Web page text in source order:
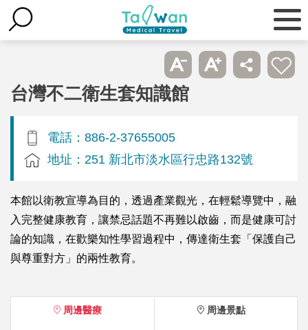
台灣不二衛生套知識館
電話：886-2-37655005
地址：251 新北市淡水區行忠路132號
本館以衛教宣導為目的，透過產業觀光，在輕鬆導覽中，融
入完整健康教育，讓禁忌話題不再難以啟齒，而是健康可討
論的知識，在歡樂知性學習過程中，傳達衛生套「保護自己
與尊重對方」的兩性教育。
周邊醫療 周邊景點